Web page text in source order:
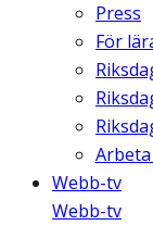
Press
För
Webb-tv
Webb-tv